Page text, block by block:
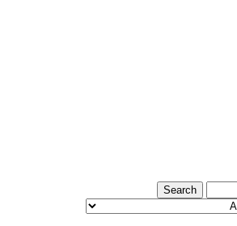
Search